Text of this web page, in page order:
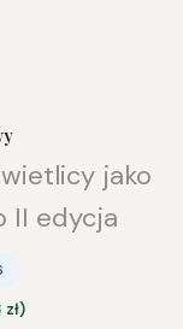
jako
II edycja